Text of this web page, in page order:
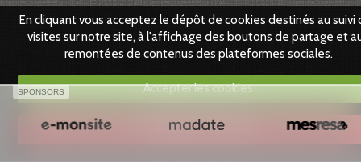
SPONSORS
En cliquant vous acceptez le dépôt de cookies destinés au suivi
visites sur notre site, à l'affichage des boutons de partage et
remontées de contenus des plateformes sociales.
Accepter les cookies
Refuser les cookies